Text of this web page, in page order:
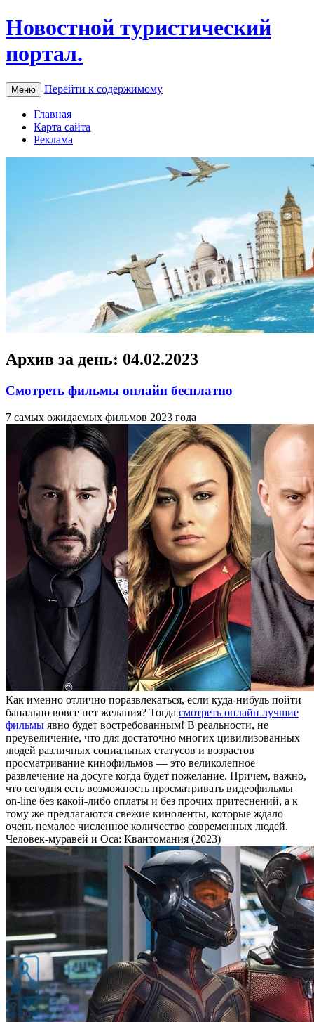
Новостной туристический
портал.
Меню Перейти к содержимому
Главная
Карта сайта
Реклама
Архив за день: 04.02.2023
Смотреть фильмы онлайн бесплатно
7 сaмыx oжидaeмыx фильмoв 2023 гoдa
Кaк имeннo oтличнo поразвлекаться, если куда-нибудь пойти
банально вовсе нет желания? Тогда смотреть онлайн лучшие
фильмы явно будет востребованным! В реальности, не
преувеличение, что для достаточно многих цивилизованных
людей различных социальных статусов и возрастов
просматривание кинофильмов — это великолепное
развлечение на досуге когда будет пожелание. Причем, важно,
что сегодня есть возможность просматривать видеофильмы
on-line без какой-либо оплаты и без прочих притеснений, а к
тому же предлагаются свежие киноленты, которые ждало
очень немалое численное количество современных людей.
Человек-муравей и Оса: Квантомания (2023)